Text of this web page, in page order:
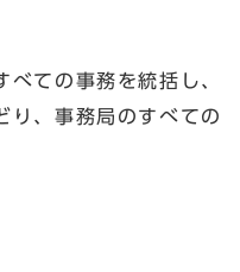
ての事務を統括し、
り、事務局のすべての